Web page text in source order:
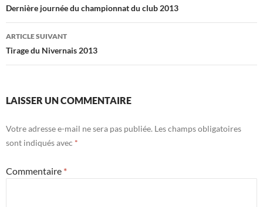
des
articles
Dernière journée du championnat du club 2013
ARTICLE SUIVANT
Tirage du Nivernais 2013
LAISSER UN COMMENTAIRE
Votre adresse e-mail ne sera pas publiée. Les champs obligatoires
sont indiqués avec *
Commentaire *